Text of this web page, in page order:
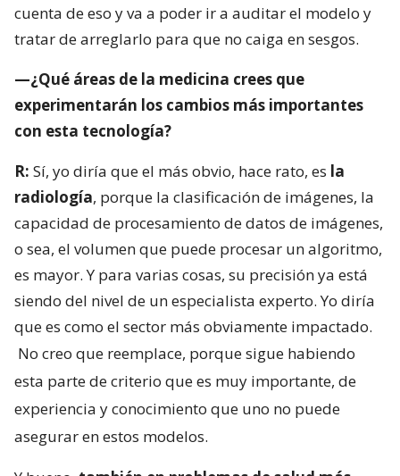
cuenta de eso y va a poder ir a auditar el modelo y
tratar de arreglarlo para que no caiga en sesgos.
—¿Qué áreas de la medicina crees que
experimentarán los cambios más importantes
con esta tecnología?
R: Sí, yo diría que el más obvio, hace rato, es la
radiología, porque la clasificación de imágenes, la
capacidad de procesamiento de datos de imágenes,
o sea, el volumen que puede procesar un algoritmo,
es mayor. Y para varias cosas, su precisión ya está
siendo del nivel de un especialista experto. Yo diría
que es como el sector más obviamente impactado.
No creo que reemplace, porque sigue habiendo
esta parte de criterio que es muy importante, de
experiencia y conocimiento que uno no puede
asegurar en estos modelos.